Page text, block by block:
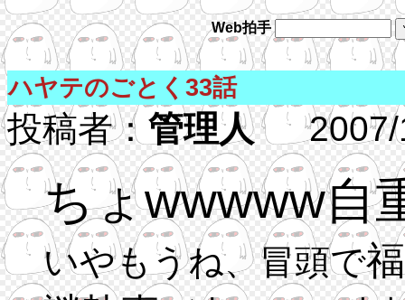
Web拍手
ハヤテのごとく33話
投稿者： 管理人2007/
ちょwwwww自
いやもうね、冒頭で